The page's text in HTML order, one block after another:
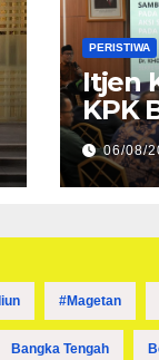
PERISTIWA
Itjen
KPK
Aksi
06/08/
#magetan
Bangka Tengah